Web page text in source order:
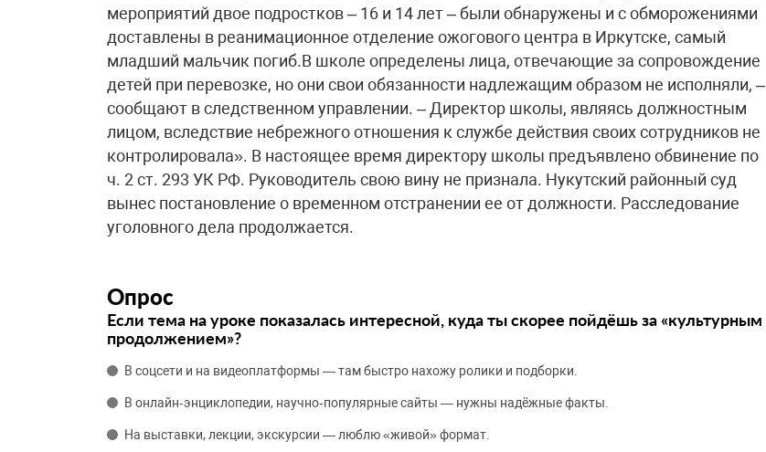
мероприятий двое подростков – 16 и 14 лет – были обнаружены и с обморожениями
доставлены в реанимационное отделение ожогового центра в Иркутске, самый
младший мальчик погиб.В школе определены лица, отвечающие за сопровождение
детей при перевозке, но они свои обязанности надлежащим образом не исполняли, –
сообщают в следственном управлении. – Директор школы, являясь должностным
лицом, вследствие небрежного отношения к службе действия своих сотрудников не
контролировала». В настоящее время директору школы предъявлено обвинение по
ч. 2 ст. 293 УК РФ. Руководитель свою вину не признала. Нукутский районный суд
вынес постановление о временном отстранении ее от должности. Расследование
уголовного дела продолжается.
Опрос
Если тема на уроке показалась интересной, куда ты скорее пойдёшь за «культурным
продолжением»?
В соцсети и на видеоплатформы — там быстро нахожу ролики и подборки.
В онлайн‑энциклопедии, научно‑популярные сайты — нужны надёжные факты.
На выставки, лекции, экскурсии — люблю «живой» формат.